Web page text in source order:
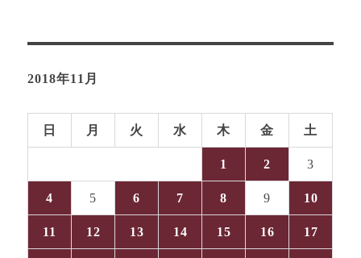
2018年11月
日 月 火 水 木 金 土
1 2 3
4 5 6 7 8 9 10
11 12 13 14 15 16 17